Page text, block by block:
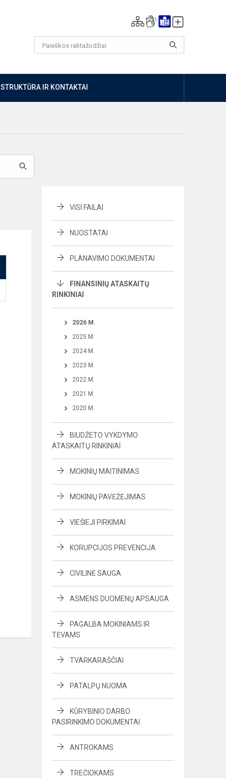
STRUKTŪRA IR KONTAKTAI
VISI FAILAI
NUOSTATAI
PLANAVIMO DOKUMENTAI
FINANSINIŲ ATASKAITŲ
RINKINIAI
2026 M.
2025 M.
2024 M.
2023 M.
2022 M.
2021 M.
2020 M.
BIUDŽETO VYKDYMO
ATASKAITŲ RINKINIAI
MOKINIŲ MAITINIMAS
MOKINIŲ PAVĖŽĖJIMAS
VIEŠIEJI PIRKIMAI
KORUPCIJOS PREVENCIJA
CIVILINĖ SAUGA
ASMENS DUOMENŲ APSAUGA
PAGALBA MOKINIAMS IR
TĖVAMS
TVARKARAŠČIAI
PATALPŲ NUOMA
KŪRYBINIO DARBO
PASIRINKIMO DOKUMENTAI
ANTROKAMS
TREČIOKAMS